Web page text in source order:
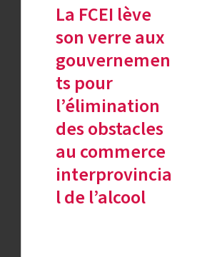
La FCEI lève
son verre aux
gouvernemen
ts pour
l’élimination
des obstacles
au commerce
interprovincia
l de l’alcool